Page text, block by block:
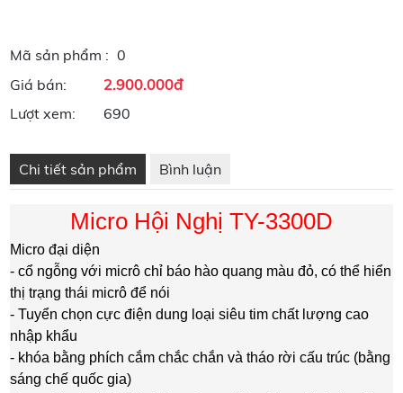
Mã sản phẩm : 0
Giá bán:
2.900.000đ
Lượt xem: 690
Chi tiết sản phẩm Bình luận
Micro Hội Nghị TY-3300D
Micro đại diện
- cổ ngỗng với micrô chỉ báo hào quang màu đỏ, có thể hiển
thị trạng thái micrô để nói
- Tuyển chọn cực điện dung loại siêu tim chất lượng cao
nhập khẩu
- khóa bằng phích cắm chắc chắn và tháo rời cấu trúc (bằng
sáng chế quốc gia)